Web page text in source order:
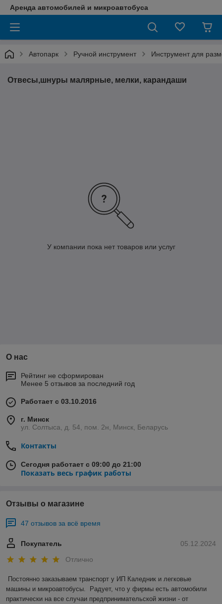
Аренда автомобилей и микроавтобуса
Автопарк Ручной инструмент Инструмент для
Отвесы,шнуры малярные, мелки, карандаши
У компании пока нет товаров или услуг
О нас
Рейтинг не сформирован
Менее 5 отзывов за последний год
Работает с 03.10.2016
г. Минск
ул. Солтыса, д. 54, пом. 2н, Минск, Беларусь
Контакты
Сегодня работает с 09:00 до 21:00
Показать весь график работы
Отзывы о магазине
47 отзывов за всё время
05.12.2024
Покупатель
Отлично
Постоянно заказываем транспорт у ИП Каледник и легковые
машины и микроавтобусы.  Радует, что у фирмы есть автомобили
практически на все случаи предпринимательской жизни - от